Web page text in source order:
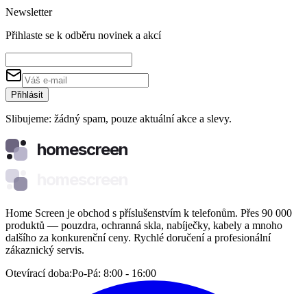
Newsletter
Přihlaste se k odběru novinek a akcí
Přihlásit
Slibujeme: žádný spam, pouze aktuální akce a slevy.
homescreen
Home Screen je obchod s příslušenstvím k telefonům. Přes 90 000
produktů — pouzdra, ochranná skla, nabíječky, kabely a mnoho
dalšího za konkurenční ceny. Rychlé doručení a profesionální
zákaznický servis.
Otevírací doba:Po-Pá: 8:00 - 16:00